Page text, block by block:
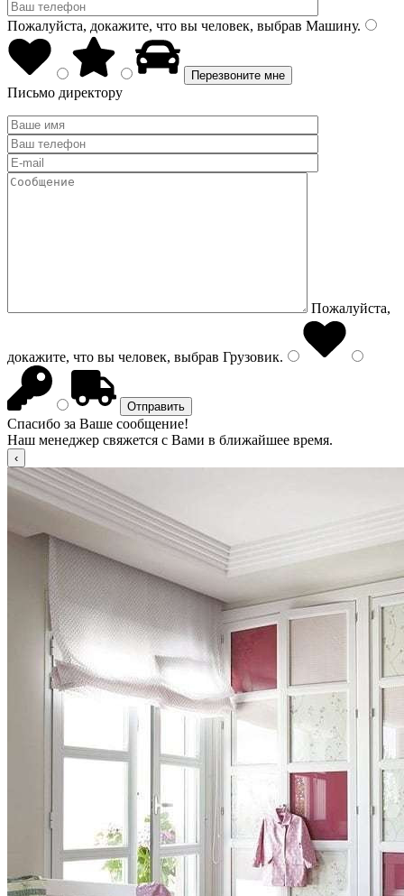
Пожалуйста, докажите, что вы человек, выбрав Машину.
Письмо директору
Пожалуйста,
докажите, что вы человек, выбрав Грузовик.
Спасибо за Ваше сообщение!
Наш менеджер свяжется с Вами в ближайшее время.